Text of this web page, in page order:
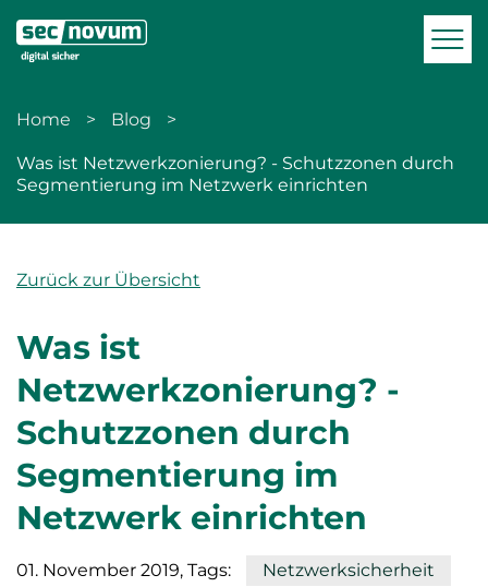
zur Navigation
zum Inhalt
Home Blog
Was ist Netzwerkzonierung? - Schutzzonen durch
Segmentierung im Netzwerk einrichten
Zurück zur Übersicht
Was ist
Netzwerkzonierung? -
Schutzzonen durch
Segmentierung im
Netzwerk einrichten
01. November 2019, Tags: Netzwerksicherheit